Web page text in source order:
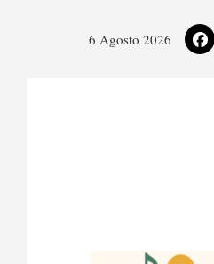
6 Agosto 2026